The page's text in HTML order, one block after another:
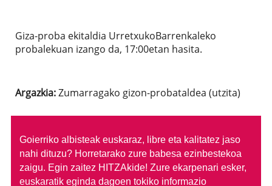
Giza-proba ekitaldia UrretxukoBarrenkaleko
probalekuan izango da, 17:00etan hasita.
Argazkia:Zumarragako gizon-probataldea (utzita)
Goierriko albisteak euskaraz, libre eta kalitatez jaso
nahi dituzu? Horretarako zure babesa ezinbestekoa
zaigu. Egin zaitez HITZAkide! Zure ekarpenari esker,
euskaratik eginda dagoen tokiko informazio